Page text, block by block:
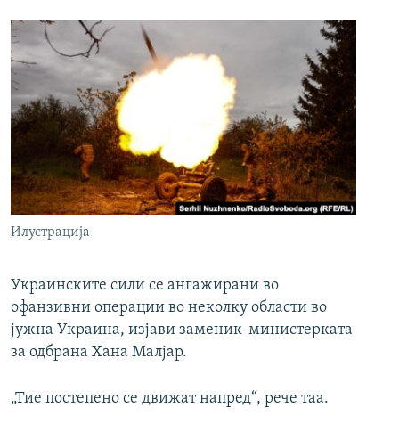
ПОДКАСТ ЗОШТО?
РСЕ веб страници
Илустрација
Украинските сили се ангажирани во
офанзивни операции во неколку области во
јужна Украина, изјави заменик-министерката
за одбрана Хана Малјар.
„Тие постепено се движат напред“, рече таа.